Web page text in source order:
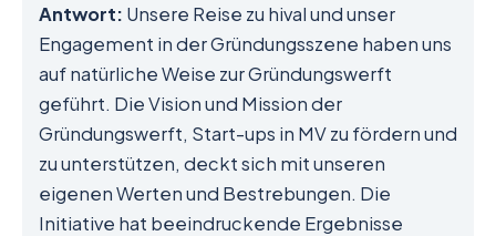
Antwort: Unsere Reise zu hival und unser
Engagement in der Gründungsszene haben uns
auf natürliche Weise zur Gründungswerft
geführt. Die Vision und Mission der
Gründungswerft, Start-ups in MV zu fördern und
zu unterstützen, deckt sich mit unseren
eigenen Werten und Bestrebungen. Die
Initiative hat beeindruckende Ergebnisse